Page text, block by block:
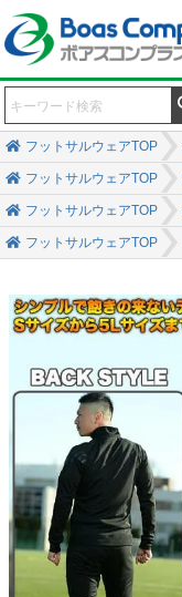
フットサルウェアTOP
フットサルウェアTOP
フットサルウェアTOP
フットサルウェアTOP